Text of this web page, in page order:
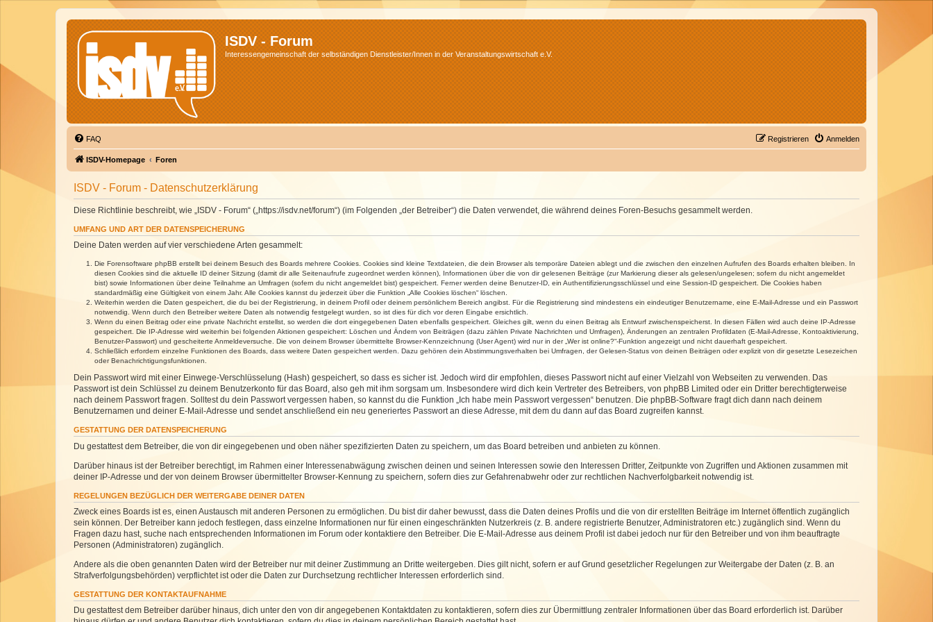
ISDV - Forum
Interessengemeinschaft der selbständigen Dienstleister/Innen in der Veranstaltungswirtschaft e.V.
FAQ Anmelden
Registrieren
ISDV-Homepage Foren
ISDV - Forum - Datenschutzerklärung
Diese Richtlinie beschreibt, wie „ISDV - Forum“ („https://isdv.net/forum“) (im Folgenden „der Betreiber“) die Daten verwendet, die während deines Foren-Besuchs gesammelt werden.
UMFANG UND ART DER DATENSPEICHERUNG
Deine Daten werden auf vier verschiedene Arten gesammelt:
Die Forensoftware phpBB erstellt bei deinem Besuch des Boards mehrere Cookies. Cookies sind kleine Textdateien, die dein Browser als temporäre Dateien ablegt und die zwischen den einzelnen Aufrufen des Boards erhalten bleiben. In
diesen Cookies sind die aktuelle ID deiner Sitzung (damit dir alle Seitenaufrufe zugeordnet werden können), Informationen über die von dir gelesenen Beiträge (zur Markierung dieser als gelesen/ungelesen; sofern du nicht angemeldet
bist) sowie Informationen über deine Teilnahme an Umfragen (sofern du nicht angemeldet bist) gespeichert. Ferner werden deine Benutzer-ID, ein Authentifizierungsschlüssel und eine Session-ID gespeichert. Die Cookies haben
standardmäßig eine Gültigkeit von einem Jahr. Alle Cookies kannst du jederzeit über die Funktion „Alle Cookies löschen“ löschen.
Weiterhin werden die Daten gespeichert, die du bei der Registrierung, in deinem Profil oder deinem persönlichem Bereich angibst. Für die Registrierung sind mindestens ein eindeutiger Benutzername, eine E-Mail-Adresse und ein Passwort
notwendig. Wenn durch den Betreiber weitere Daten als notwendig festgelegt wurden, so ist dies für dich vor deren Eingabe ersichtlich.
Wenn du einen Beitrag oder eine private Nachricht erstellst, so werden die dort eingegebenen Daten ebenfalls gespeichert. Gleiches gilt, wenn du einen Beitrag als Entwurf zwischenspeicherst. In diesen Fällen wird auch deine IP-Adresse
gespeichert. Die IP-Adresse wird weiterhin bei folgenden Aktionen gespeichert: Löschen und Ändern von Beiträgen (dazu zählen Private Nachrichten und Umfragen), Änderungen an zentralen Profildaten (E-Mail-Adresse, Kontoaktivierung,
Benutzer-Passwort) und gescheiterte Anmeldeversuche. Die von deinem Browser übermittelte Browser-Kennzeichnung (User Agent) wird nur in der „Wer ist online?“-Funktion angezeigt und nicht dauerhaft gespeichert.
Schließlich erfordern einzelne Funktionen des Boards, dass weitere Daten gespeichert werden. Dazu gehören dein Abstimmungsverhalten bei Umfragen, der Gelesen-Status von deinen Beiträgen oder explizit von dir gesetzte Lesezeichen
oder Benachrichtigungsfunktionen.
Dein Passwort wird mit einer Einwege-Verschlüsselung (Hash) gespeichert, so dass es sicher ist. Jedoch wird dir empfohlen, dieses Passwort nicht auf einer Vielzahl von Webseiten zu verwenden. Das
Passwort ist dein Schlüssel zu deinem Benutzerkonto für das Board, also geh mit ihm sorgsam um. Insbesondere wird dich kein Vertreter des Betreibers, von phpBB Limited oder ein Dritter berechtigterweise
nach deinem Passwort fragen. Solltest du dein Passwort vergessen haben, so kannst du die Funktion „Ich habe mein Passwort vergessen“ benutzen. Die phpBB-Software fragt dich dann nach deinem
Benutzernamen und deiner E-Mail-Adresse und sendet anschließend ein neu generiertes Passwort an diese Adresse, mit dem du dann auf das Board zugreifen kannst.
GESTATTUNG DER DATENSPEICHERUNG
Du gestattest dem Betreiber, die von dir eingegebenen und oben näher spezifizierten Daten zu speichern, um das Board betreiben und anbieten zu können.
Darüber hinaus ist der Betreiber berechtigt, im Rahmen einer Interessenabwägung zwischen deinen und seinen Interessen sowie den Interessen Dritter, Zeitpunkte von Zugriffen und Aktionen zusammen mit
deiner IP-Adresse und der von deinem Browser übermittelter Browser-Kennung zu speichern, sofern dies zur Gefahrenabwehr oder zur rechtlichen Nachverfolgbarkeit notwendig ist.
REGELUNGEN BEZÜGLICH DER WEITERGABE DEINER DATEN
Zweck eines Boards ist es, einen Austausch mit anderen Personen zu ermöglichen. Du bist dir daher bewusst, dass die Daten deines Profils und die von dir erstellten Beiträge im Internet öffentlich zugänglich
sein können. Der Betreiber kann jedoch festlegen, dass einzelne Informationen nur für einen eingeschränkten Nutzerkreis (z. B. andere registrierte Benutzer, Administratoren etc.) zugänglich sind. Wenn du
Fragen dazu hast, suche nach entsprechenden Informationen im Forum oder kontaktiere den Betreiber. Die E-Mail-Adresse aus deinem Profil ist dabei jedoch nur für den Betreiber und von ihm beauftragte
Personen (Administratoren) zugänglich.
Andere als die oben genannten Daten wird der Betreiber nur mit deiner Zustimmung an Dritte weitergeben. Dies gilt nicht, sofern er auf Grund gesetzlicher Regelungen zur Weitergabe der Daten (z. B. an
Strafverfolgungsbehörden) verpflichtet ist oder die Daten zur Durchsetzung rechtlicher Interessen erforderlich sind.
GESTATTUNG DER KONTAKTAUFNAHME
Du gestattest dem Betreiber darüber hinaus, dich unter den von dir angegebenen Kontaktdaten zu kontaktieren, sofern dies zur Übermittlung zentraler Informationen über das Board erforderlich ist. Darüber